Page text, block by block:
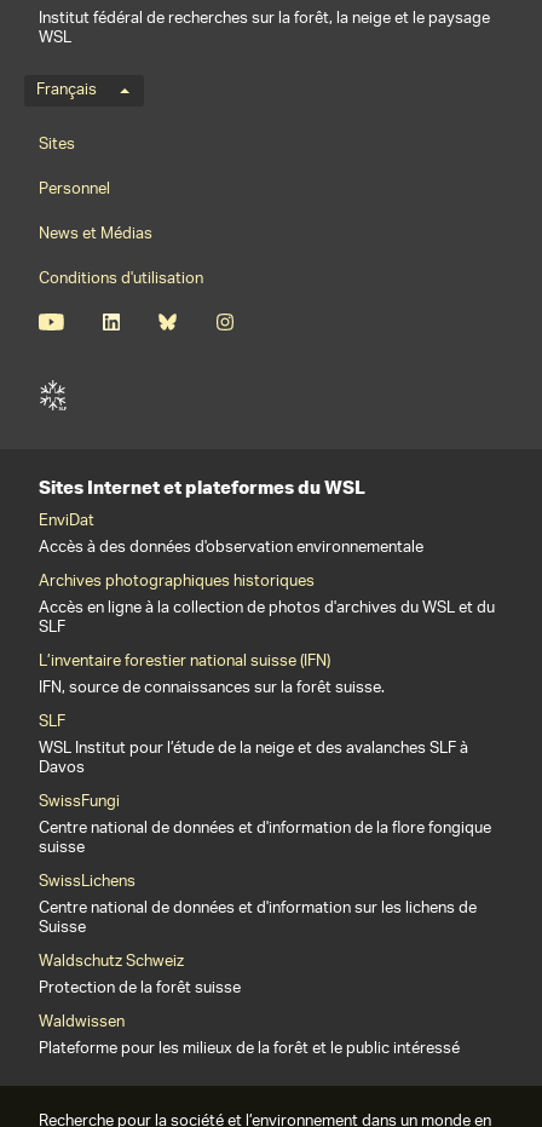
Institut fédéral de recherches sur la forêt, la neige et le paysage
WSL
Menu de langue
Français
Footernavigation
Sites
Personnel
News et Médias
Conditions d'utilisation
Sites Internet et plateformes du WSL
EnviDat
Accès à des données d'observation environnementale
Archives photographiques historiques
Accès en ligne à la collection de photos d'archives du WSL et du
SLF
L’inventaire forestier national suisse (IFN)
IFN, source de connaissances sur la forêt suisse.
SLF
WSL Institut pour l’étude de la neige et des avalanches SLF à
Davos
SwissFungi
Centre national de données et d'information de la flore fongique
suisse
SwissLichens
Centre national de données et d'information sur les lichens de
Suisse
Waldschutz Schweiz
Protection de la forêt suisse
Waldwissen
Plateforme pour les milieux de la forêt et le public intéressé